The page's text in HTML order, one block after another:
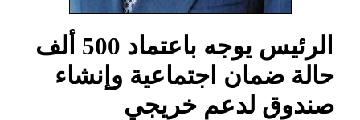
الرئيس يوجه باعتماد 500 ألف
حالة ضمان اجتماعية وإنشاء
صندوق لدعم خريجي